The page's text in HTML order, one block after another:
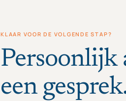
KLAAR VOOR DE VOLGENDE STAP?
Persoonlijk
een